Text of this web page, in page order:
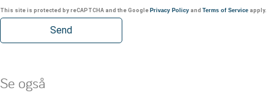
This site is protected by reCAPTCHA and the Google Privacy Policy and Terms of Service apply.
Se også